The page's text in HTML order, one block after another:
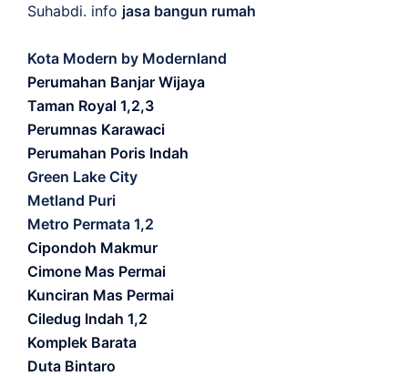
Suhabdi. info jasa bangun rumah
Kota Modern by Modernland
Perumahan Banjar Wijaya
Taman Royal 1,2,3
Perumnas Karawaci
Perumahan Poris Indah
Green Lake City
Metland Puri
Metro Permata 1,2
Cipondoh Makmur
Cimone Mas Permai
Kunciran Mas Permai
Ciledug Indah 1,2
Komplek Barata
Duta Bintaro